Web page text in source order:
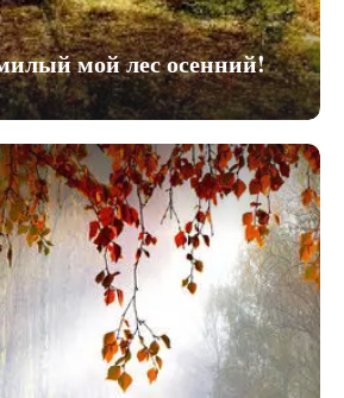
Здравствуй, милый мой лес осенний!